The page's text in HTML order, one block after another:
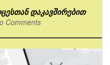
დაკავშირებით
Comments